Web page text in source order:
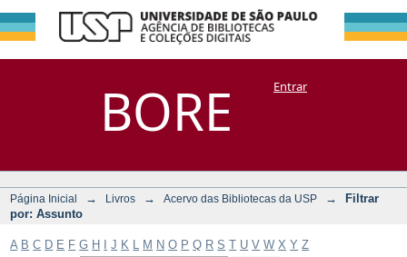
BORE
Filtrar por:
Assunto
DSpace/Manakin + CoriscoEntrar
Página Inicial → Livros → Acervo das Bibliotecas da USP →
Filtrar
por: Assunto
A B C D E F G H J K M N O P Q R S T U V W X Y Z